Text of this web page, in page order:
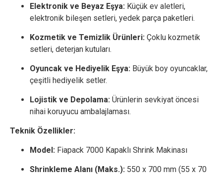
Elektronik ve Beyaz Eşya: Küçük ev aletleri,
elektronik bileşen setleri, yedek parça paketleri.
Kozmetik ve Temizlik Ürünleri: Çoklu kozmetik
setleri, deterjan kutuları.
Oyuncak ve Hediyelik Eşya: Büyük boy oyuncaklar,
çeşitli hediyelik setler.
Lojistik ve Depolama: Ürünlerin sevkiyat öncesi
nihai koruyucu ambalajlaması.
Teknik Özellikler:
Model: Fiapack 7000 Kapaklı Shrink Makinası
Shrinkleme Alanı (Maks.): 550 x 700 mm (55 x 70